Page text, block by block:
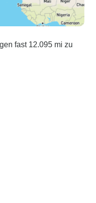
fast 12.095 mi zu